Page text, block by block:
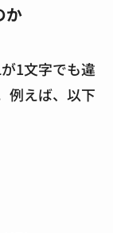
か
1文字でも違
例えば、以下